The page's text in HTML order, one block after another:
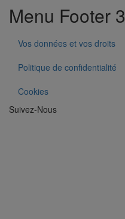
Menu Footer 3
Vos données et vos droits
Politique de confidentialité
Cookies
Suivez-Nous